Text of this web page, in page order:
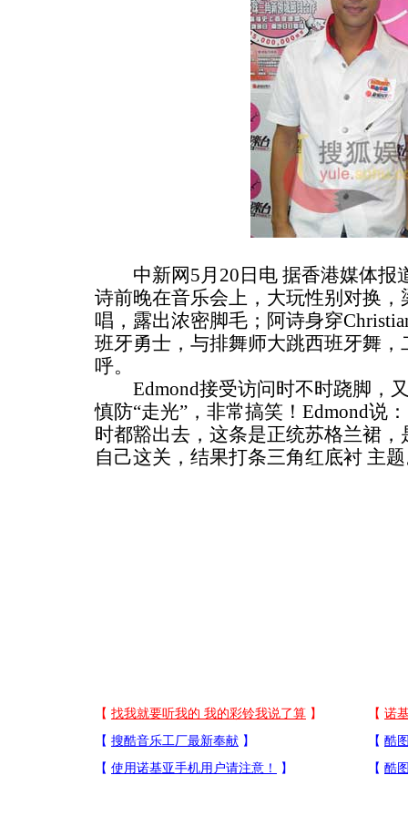
中新网5月20日电 据香港媒体报
诗前晚在音乐会上，大玩性别对换
唱，露出浓密脚毛；阿诗身穿
班牙勇士，与排舞师大跳西班牙舞
呼。
Edmond接受访问时不时跷脚，又
慎防“走光”，非常搞笑！Edmond说
时都豁出去，这条是正统苏格兰裙
自己这关，结果打条三角红底衬 主